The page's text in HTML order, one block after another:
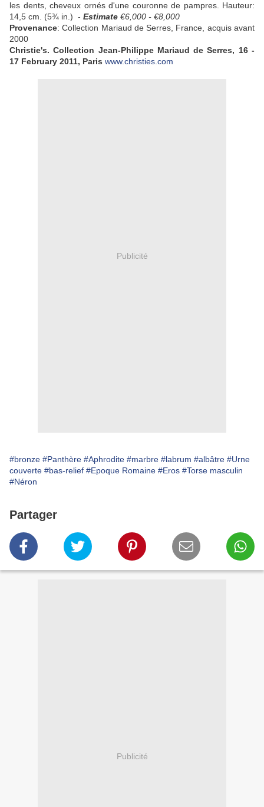
les dents, cheveux ornés d'une couronne de pampres. Hauteur:
14,5 cm. (5¾ in.) - Estimate €6,000 - €8,000
Provenance: Collection Mariaud de Serres, France, acquis avant
2000
Christie's. Collection Jean-Philippe Mariaud de Serres, 16 -
17 February 2011, Paris www.christies.com
Publicité
#bronze #Panthère #Aphrodite #marbre #labrum #albâtre #Urne
couverte #bas-relief #Epoque Romaine #Eros #Torse masculin
#Néron
Partager
Publicité